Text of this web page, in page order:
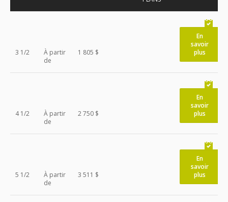
3 1/2
À partir
de
1 805 $
En
savoir
plus
4 1/2
À partir
de
2 750 $
En
savoir
plus
5 1/2
À partir
de
3 511 $
En
savoir
plus